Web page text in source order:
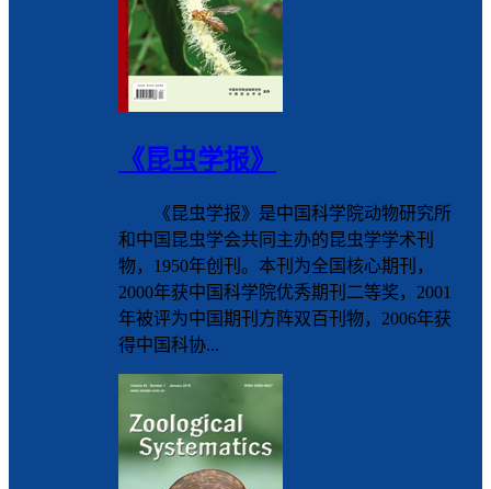
《昆虫学报》
《昆虫学报》是中国科学院动物研究所
和中国昆虫学会共同主办的昆虫学学术刊
物，1950年创刊。本刊为全国核心期刊，
2000年获中国科学院优秀期刊二等奖，2001
年被评为中国期刊方阵双百刊物，2006年获
得中国科协...